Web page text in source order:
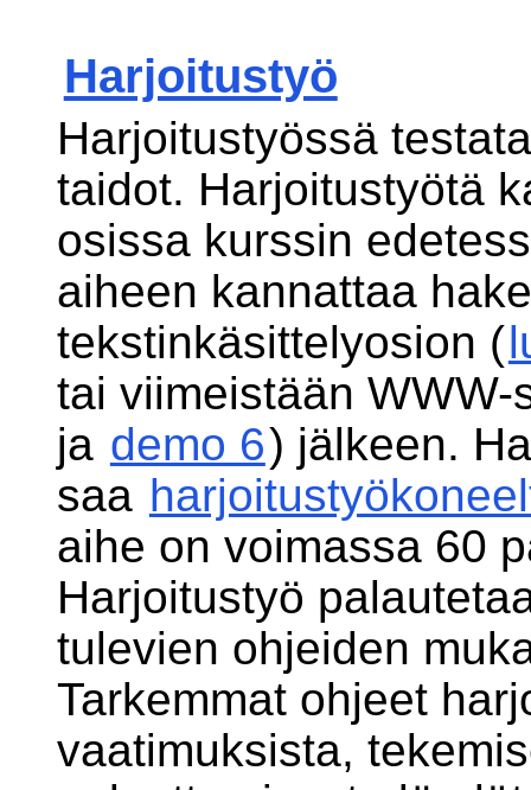
Harjoitustyö
Harjoitustyössä
taidot. Harjoitustyötä
osissa kurssin
aiheen kannattaa
tekstinkäsittelyosion (
tai viimeistään WWW-
ja demo 6) jälkeen.
saa
aihe on voimassa 60
Harjoitustyö
tulevien ohjeiden
Tarkemmat ohjeet
vaatimuksista,